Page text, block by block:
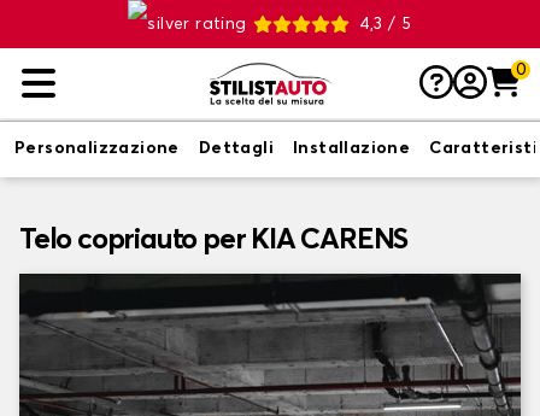
4,3 / 5
0
Personalizzazione Dettagli Installazione
Telo copriauto per KIA CARENS